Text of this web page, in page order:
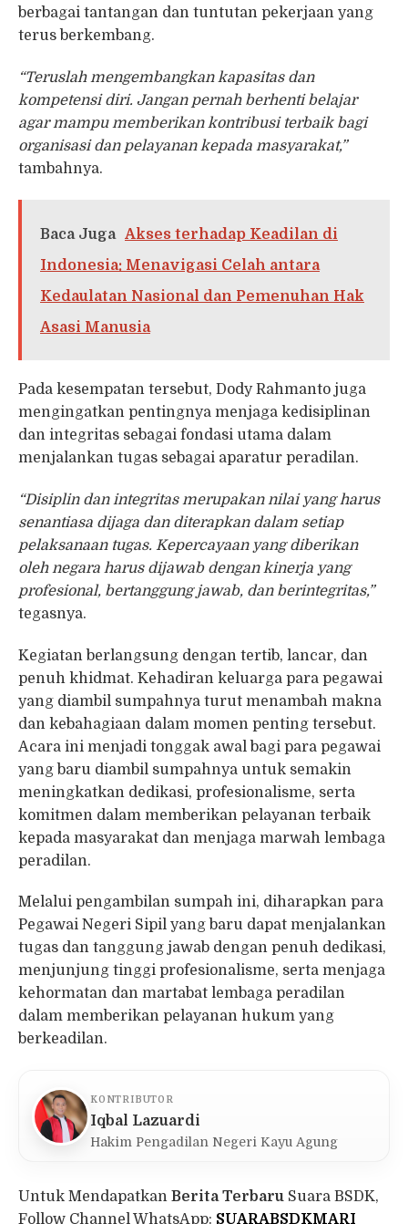
berbagai tantangan dan tuntutan pekerjaan yang
terus berkembang.
“Teruslah mengembangkan kapasitas dan
kompetensi diri. Jangan pernah berhenti belajar
agar mampu memberikan kontribusi terbaik bagi
organisasi dan pelayanan kepada masyarakat,”
tambahnya.
Baca Juga Akses terhadap Keadilan di
Indonesia: Menavigasi Celah antara
Kedaulatan Nasional dan Pemenuhan Hak
Asasi Manusia
Pada kesempatan tersebut, Dody Rahmanto juga
mengingatkan pentingnya menjaga kedisiplinan
dan integritas sebagai fondasi utama dalam
menjalankan tugas sebagai aparatur peradilan.
“Disiplin dan integritas merupakan nilai yang harus
senantiasa dijaga dan diterapkan dalam setiap
pelaksanaan tugas. Kepercayaan yang diberikan
oleh negara harus dijawab dengan kinerja yang
profesional, bertanggung jawab, dan berintegritas,”
tegasnya.
Kegiatan berlangsung dengan tertib, lancar, dan
penuh khidmat. Kehadiran keluarga para pegawai
yang diambil sumpahnya turut menambah makna
dan kebahagiaan dalam momen penting tersebut.
Acara ini menjadi tonggak awal bagi para pegawai
yang baru diambil sumpahnya untuk semakin
meningkatkan dedikasi, profesionalisme, serta
komitmen dalam memberikan pelayanan terbaik
kepada masyarakat dan menjaga marwah lembaga
peradilan.
Melalui pengambilan sumpah ini, diharapkan para
Pegawai Negeri Sipil yang baru dapat menjalankan
tugas dan tanggung jawab dengan penuh dedikasi,
menjunjung tinggi profesionalisme, serta menjaga
kehormatan dan martabat lembaga peradilan
dalam memberikan pelayanan hukum yang
berkeadilan.
KONTRIBUTOR
Iqbal Lazuardi
Hakim Pengadilan Negeri Kayu Agung
Untuk Mendapatkan Berita Terbaru Suara BSDK,
Follow Channel WhatsApp: SUARABSDKMARI